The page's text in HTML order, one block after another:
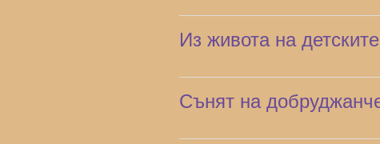
Из живота на
Сънят на